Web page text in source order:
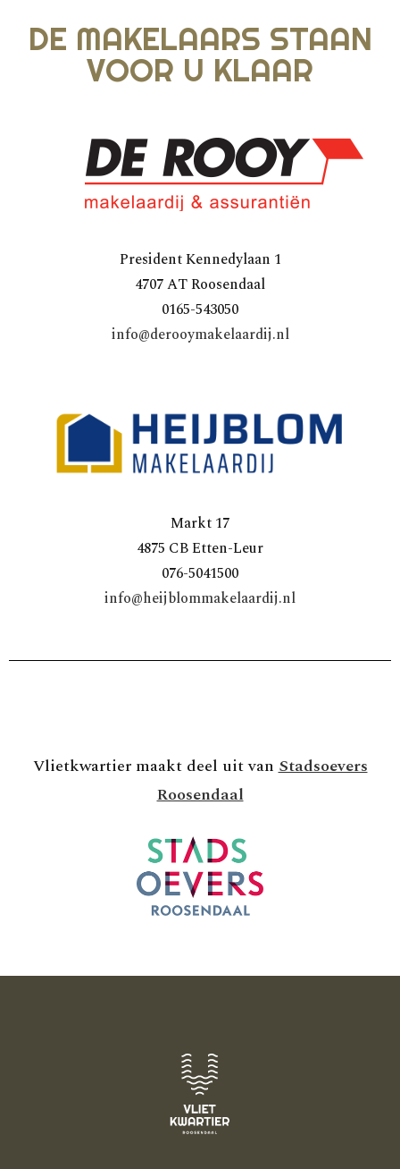
DE MAKELAARS STAAN
VOOR U KLAAR
President Kennedylaan 1
4707 AT Roosendaal
0165-543050
info@derooymakelaardij.nl
Markt 17
4875 CB Etten-Leur
076-5041500
info@heijblommakelaardij.nl
Vlietkwartier maakt deel uit vanStadsoevers
Roosendaal